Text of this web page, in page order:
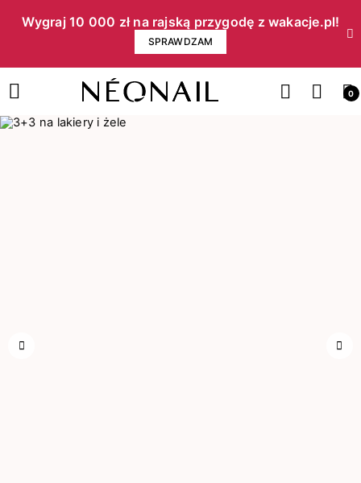
Wygraj 10 000 zł na rajską przygodę z wakacje.pl!​
SPRAWDZAM
0